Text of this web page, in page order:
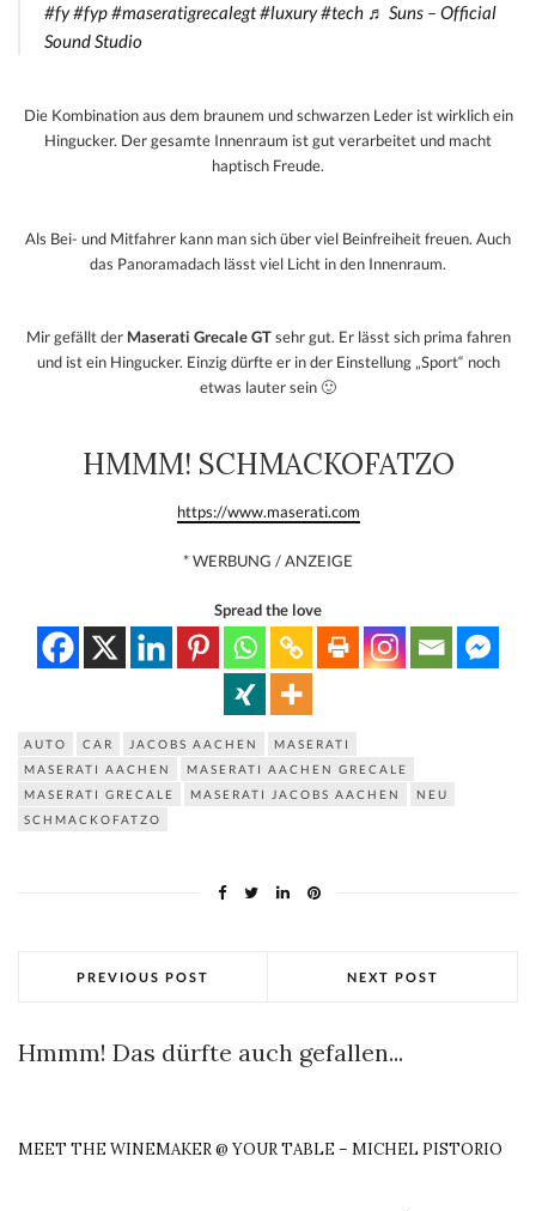
#fy#fyp#maseratigrecalegt#luxury#tech ♬ Suns – Official
Sound Studio
Die Kombination aus dem braunem und schwarzen Leder ist wirklich ein
Hingucker. Der gesamte Innenraum ist gut verarbeitet und macht
haptisch Freude.
Als Bei- und Mitfahrer kann man sich über viel Beinfreiheit freuen. Auch
das Panoramadach lässt viel Licht in den Innenraum.
Mir gefällt der Maserati Grecale GTsehr gut. Er lässt sich prima fahren
und ist ein Hingucker. Einzig dürfte er in der Einstellung „Sport“ noch
etwas lauter sein 🙂
HMMM! SCHMACKOFATZO
https://www.maserati.com
* WERBUNG / ANZEIGE
Spread the love
AUTO CAR JACOBS AACHEN
MASERATI
MASERATI AACHEN
MASERATI AACHEN GRECALE
MASERATI GRECALE
MASERATI JACOBS AACHEN
NEU
SCHMACKOFATZO
PREVIOUS POST NEXT POST
Hmmm! Das dürfte auch gefallen...
MEET THE WINEMAKER @ YOUR TABLE – MICHEL PISTORIO